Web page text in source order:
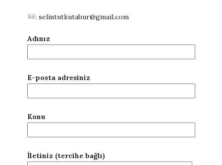
: selintutkutabur@gmail.com
Adınız
E-posta adresiniz
Konu
İletiniz (tercihe bağlı)